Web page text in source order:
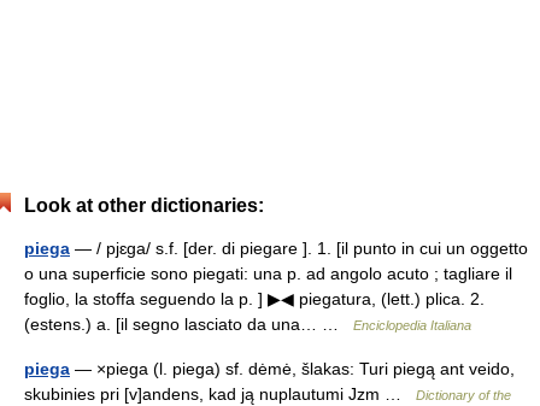
Look at other dictionaries:
piega — / pjɛga/ s.f. [der. di piegare ]. 1. [il punto in cui un oggetto
o una superficie sono piegati: una p. ad angolo acuto ; tagliare il
foglio, la stoffa seguendo la p. ] ▶◀ piegatura, (lett.) plica. 2.
(estens.) a. [il segno lasciato da una… …
Enciclopedia Italiana
piega — ×piega (l. piega) sf. dėmė, šlakas: Turi piegą ant veido,
skubinies pri [v]andens, kad ją nuplautumi Jzm …
Dictionary of the